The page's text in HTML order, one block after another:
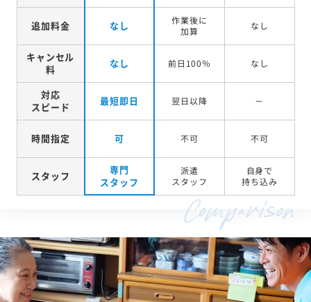
追加料金 なし
作業後に
加算
なし
キャンセル
料
なし 前日100％ なし
対応
スピード
最短即日 翌日以降 －
時間指定 可 不可 不可
スタッフ
専門
スタッフ
派遣
スタッフ
自身で
持ち込み